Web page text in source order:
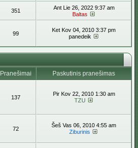
351
Ant Lie 26, 2022 9:37 am
Baltas
99
Ket Kov 04, 2010 3:37 pm
panedeik
Pranešimai
Paskutinis pranešimas
137
Pir Kov 22, 2010 1:30 am
TZU
72
Šeš Vas 06, 2010 4:55 am
Ziburinis